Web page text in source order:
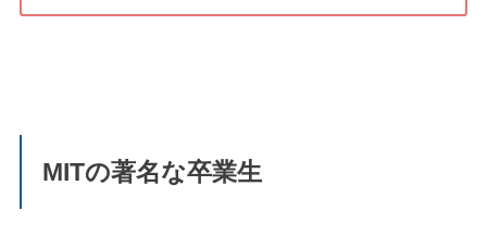
MITの著名な卒業生